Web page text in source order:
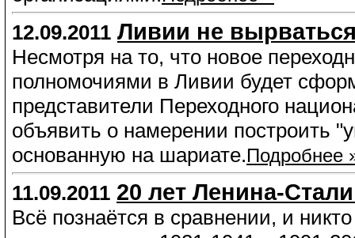
12.09.2011 Ливии не
Несмотря на то, что новое
полномочиями в Ливии будет
представители Переходного
объявить о намерении построить
основанную на шариате.Подробнее
11.09.2011 20 лет Ленина-
Всё познаётся в сравнении, и